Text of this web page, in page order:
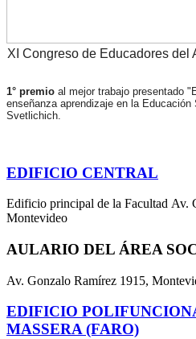
XI Congreso de Educadores del
1° premio al mejor trabajo presentado
enseñanza aprendizaje en la Educación
Svetlichich.
EDIFICIO CENTRAL
Edificio principal de la Facultad Av.
Montevideo
AULARIO DEL ÁREA
Av. Gonzalo Ramírez 1915,
EDIFICIO
MASSERA (FARO)